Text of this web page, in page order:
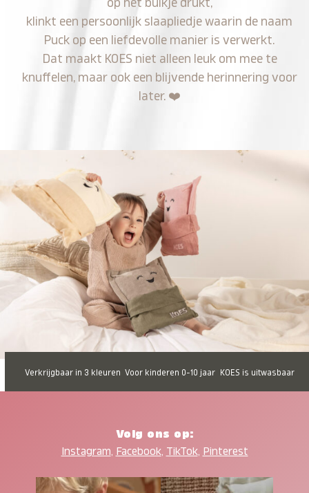
op het buikje drukt,
klinkt een persoonlijk slaapliedje waarin de naam
Puck op een liefdevolle manier is verwerkt.
Dat maakt KOES niet alleen leuk om mee te
knuffelen, maar ook een blijvende herinnering voor
later. ❤️
Verkrijgbaar in 3 kleuren Voor kinderen 0-10 jaar KOES is uitwasbaar
Volg ons op:
Instagram, Facebook, TikTok, Pinterest